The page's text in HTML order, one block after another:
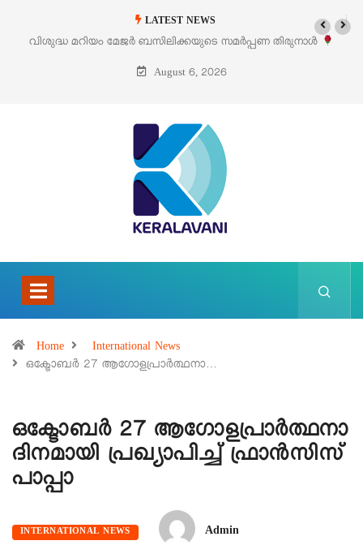
LATEST NEWS
തിരുനാൾ
‘പെറ്റൽസ്’ ലൈഫ് സ്റ്റൈൽ എക്സിബിഷനും സെയിലും
പെരുമാനൂരിൽ
August 6, 2026
Home
International News
ഒക്ടോബർ 27 ആഗോളപ്രാർത്ഥനാ…
ഒക്ടോബർ 27 ആഗോളപ്രാർത്ഥനാ
ദിനമായി പ്രഖ്യാപിച്ച് ഫ്രാൻസിസ്
പാപ്പാ
INTERNATIONAL NEWS
Admin